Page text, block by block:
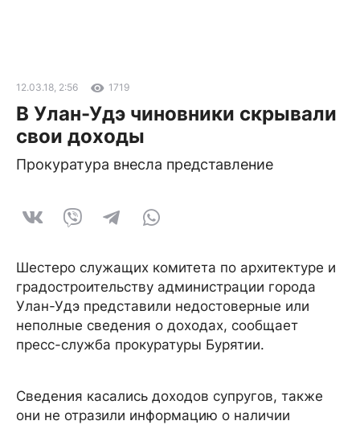
12.03.18, 2:56 1719
В Улан-Удэ чиновники скрывали
свои доходы
Прокуратура внесла представление
Шестеро служащих комитета по архитектуре и
градостроительству администрации города
Улан-Удэ представили недостоверные или
неполные сведения о доходах, сообщает
пресс-служба прокуратуры Бурятии.
Сведения касались доходов супругов, также
они не отразили информацию о наличии